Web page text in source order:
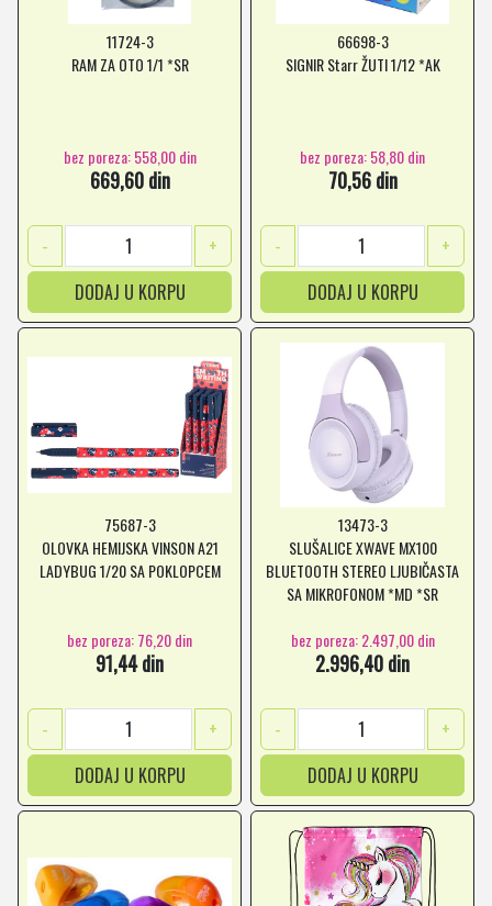
11724-3
RAM ZA OTO 1/1 *SR
bez poreza: 558,00 din
669,60 din
-
+
DODAJ U KORPU
66698-3
SIGNIR Starr ŽUTI 1/12 *AK
bez poreza: 58,80 din
70,56 din
-
+
DODAJ U KORPU
75687-3
OLOVKA HEMIJSKA VINSON A21
LADYBUG 1/20 SA POKLOPCEM
bez poreza: 76,20 din
91,44 din
-
+
DODAJ U KORPU
13473-3
SLUŠALICE XWAVE MX100
BLUETOOTH STEREO LJUBIČASTA
SA MIKROFONOM *MD *SR
bez poreza: 2.497,00 din
2.996,40 din
-
+
DODAJ U KORPU